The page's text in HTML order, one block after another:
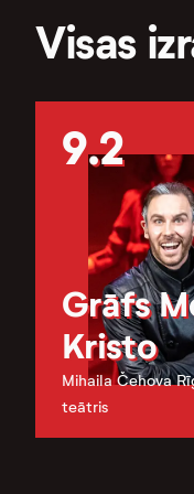
Visas
9.2
Grāfs
Kristo
Mihaila Čehova
teātris